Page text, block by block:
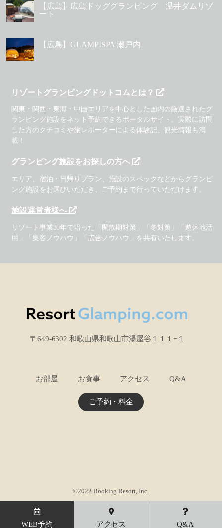
【広島】広島ドッググランピング 温井ダムリゾ
ート
【広島】GLAMPISPA 瀬戸内
リゾートグランピングドットコムとは？
関東・関西・東海・中国エリアを中心とした国内の厳選されたグ
ランピング施設をネット予約できるポータルサイト。実際に訪問
した方のクチコミや旅レポーターによる体験記、観光情報も満
載！
グランピング施設をお探しの方へ
エリア、宿泊・日帰りプラン、施設のスペックなどからグランピ
ング施設をお選びいただき、ご予約まで行っていただけます。
施設運営者様へ
リゾート事業30年で培った「閑散期対策」「冬対策」「遊休地活
用」「集客ノウハウ」「広告ノウハウ」を共有いたします。
〒649-6302 和歌山県和歌山市湯屋谷１１１−１
お部屋 お食事 アクセス Q&A
ご予約・料金
©2022 Booking Resort, Inc.
WEB予約 アクセス Q&A